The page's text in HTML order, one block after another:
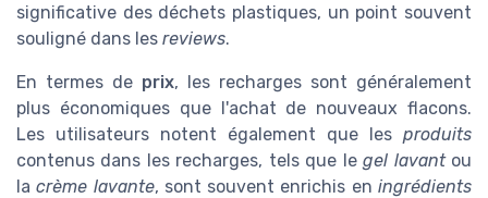
significative des déchets plastiques, un point souvent
souligné dans les reviews.
En termes de prix, les recharges sont généralement
plus économiques que l'achat de nouveaux flacons.
Les utilisateurs notent également que les produits
contenus dans les recharges, tels que legel lavantou
lacrème lavante, sont souvent enrichis eningrédients